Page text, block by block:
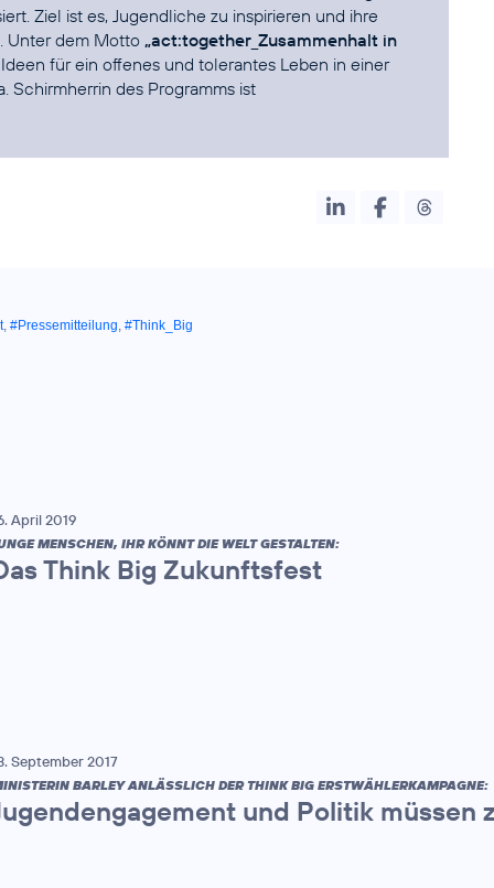
Ziel ist es, Jugendliche zu inspirieren und ihre
Unter dem Motto „act:together_Zusammenhalt in
für ein offenes und tolerantes Leben in einer
Schirmherrin des Programms ist
, #Pressemitteilung, #Think_Big
April 2019
MENSCHEN, IHR KÖNNT DIE WELT GESTALTEN:
Think Big Zukunftsfest
September 2017
BARLEY ANLÄSSLICH DER THINK BIG ERSTWÄHLERKAMPAGNE:
und Politik müssen